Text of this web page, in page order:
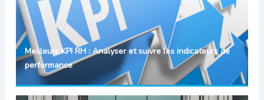
Meilleurs KPI RH : Analyser et suivre les indicateurs de
performance